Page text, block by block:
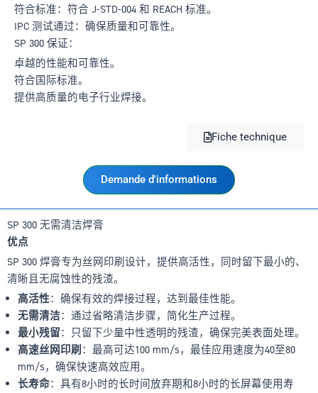
符合标准：符合 J-STD-004 和 REACH 标准。
IPC 测试通过：确保质量和可靠性。
SP 300 保证：
卓越的性能和可靠性。
符合国际标准。
提供高质量的电子行业焊接。
Fiche technique
Demande d'informations
SP 300 无需清洁焊膏
优点
SP 300 焊膏专为丝网印刷设计，提供高活性，同时留下最小的、
清晰且无腐蚀性的残渣。
高活性：确保有效的焊接过程，达到最佳性能。
无需清洁：通过省略清洁步骤，简化生产过程。
最小残留：只留下少量中性透明的残渣，确保完美表面处理。
高速丝网印刷 ：最高可达100 mm/s，最佳应用速度为40至80
mm/s，确保快速高效应用。
长寿命：具有8小时的长时间放弃期和8小时的长屏幕使用寿